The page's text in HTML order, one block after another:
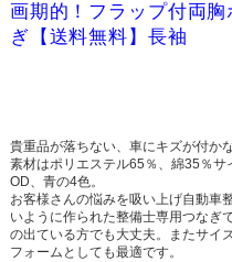
画期的！フラップ付両
ぎ【送料無料】長袖
貴重品が落ちない、車にキズが付か
素材はポリエステル65％、綿35％サ
OD、青の4色。
お客様さんの悩みを吸い上げ自動車
いように作られた整備士専用つなぎ
の出ている方でも大丈夫。またサイ
フォームとしても最適です。